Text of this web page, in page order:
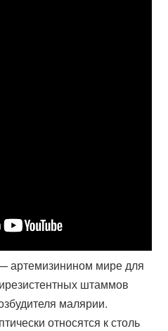
артемизинином мире для
штаммов
малярии.
относятся к столь